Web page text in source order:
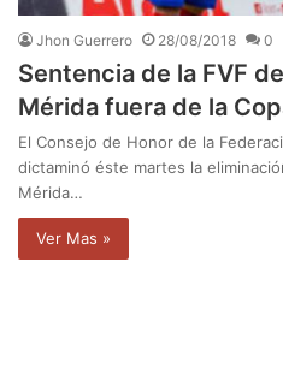
Jhon Guerrero 28/08/2018 0
Sentencia de la FVF
Mérida fuera de la
El Consejo de Honor de la
dictaminó éste martes la
Mérida…
Ver Mas »